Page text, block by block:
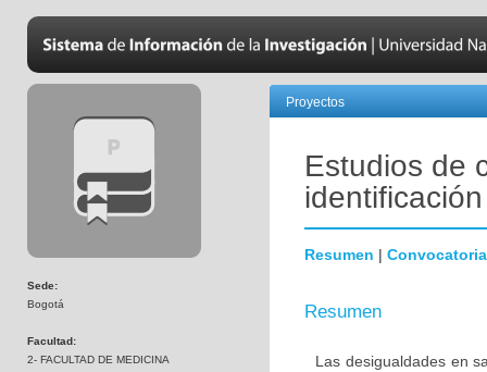
Sede:
Bogotá
Facultad:
2- FACULTAD DE MEDICINA
Proyectos
Estudios de
Resumen | Convocatoria
Resumen
Las desigualdades en